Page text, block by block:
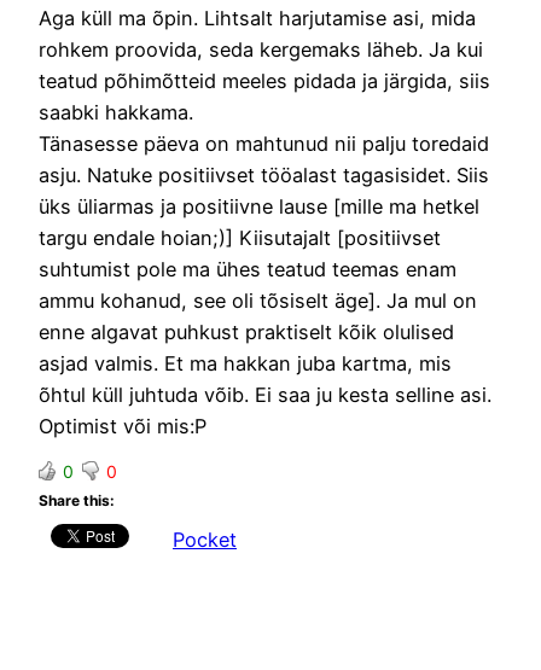
Aga küll ma õpin. Lihtsalt harjutamise asi, mida
rohkem proovida, seda kergemaks läheb. Ja kui
teatud põhimõtteid meeles pidada ja järgida, siis
saabki hakkama.
Tänasesse päeva on mahtunud nii palju toredaid
asju. Natuke positiivset tööalast tagasisidet. Siis
üks üliarmas ja positiivne lause [mille ma hetkel
targu endale hoian;)] Kiisutajalt [positiivset
suhtumist pole ma ühes teatud teemas enam
ammu kohanud, see oli tõsiselt äge]. Ja mul on
enne algavat puhkust praktiselt kõik olulised
asjad valmis. Et ma hakkan juba kartma, mis
õhtul küll juhtuda võib. Ei saa ju kesta selline asi.
Optimist või mis:P
0 0
Share this:
Pocket